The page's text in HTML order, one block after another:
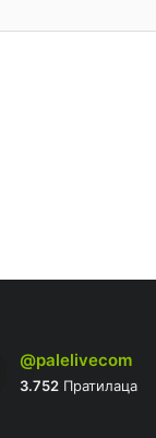
@palelivecom
3.752Пратилаца